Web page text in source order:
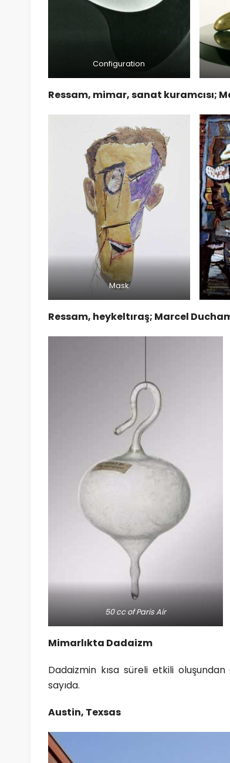
Configuration
Ressam, mimar, sanat kuramcısı;
Mask
Ressam, heykeltıraş; Marcel
50 cc of Paris Air
Mimarlıkta Dadaizm
Dadaizmin kısa süreli etkili
sayıda.
Austin, Texsas